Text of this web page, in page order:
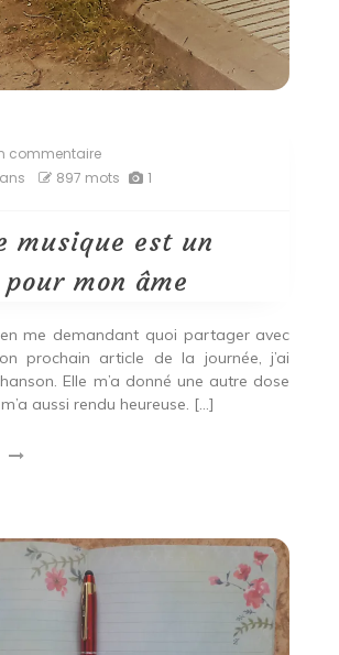
commentairesur
La
un
onguent
pour
âme
897 mots 1
musique est un
mon âme
en me demandant quoi partager avec
prochain article de la journée, j’ai
Elle m’a donné une autre dose
aussi rendu heureuse. […]